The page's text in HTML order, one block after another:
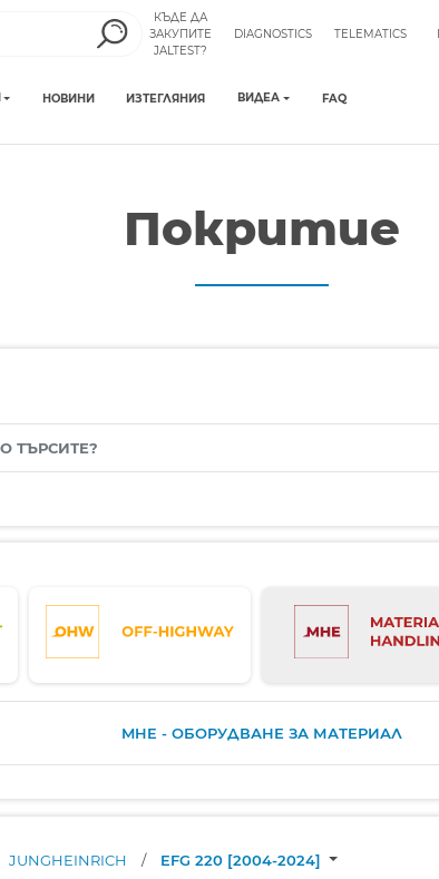
КЪДЕ ДА
ЗАКУПИТЕ
JALTEST?
DIAGNOSTICS TELEMATICS
НОВИНИ ИЗТЕГЛЯНИЯ ВИДЕА FAQ
Покритие
MHE - ОБОРУДВАНЕ ЗА МАТЕРИАЛ
JUNGHEINRICH / EFG 220 [2004-2024]